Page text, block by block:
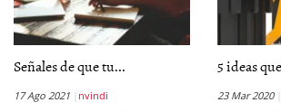
Señales de que tu...
17 Ago 2021 nvindi
5 ideas
23 Mar 2020